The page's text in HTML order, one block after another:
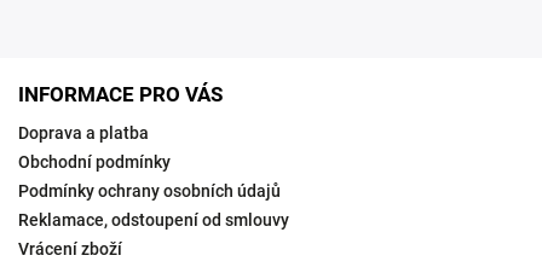
INFORMACE PRO VÁS
Doprava a platba
Obchodní podmínky
Podmínky ochrany osobních údajů
Reklamace, odstoupení od smlouvy
Vrácení zboží